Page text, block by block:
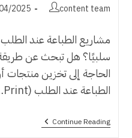
Post
content team
Post
2025
مشاريع الطباعة عند
سلبيًا؟ هل تبحث عن طريقة
الحاجة إلى تخزين
الطباعة عند الطلب (Print…
Continue Readingكيف
ابدأ